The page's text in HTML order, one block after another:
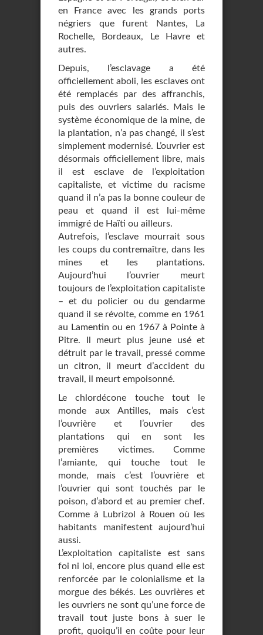
en France avec les grands ports
négriers que furent Nantes, La
Rochelle, Bordeaux, Le Havre et
autres.
Depuis, l’esclavage a été
officiellement aboli, les esclaves ont
été remplacés par des affranchis,
puis des ouvriers salariés. Mais le
système économique de la mine, de
la plantation, n’a pas changé, il s’est
simplement modernisé. L’ouvrier est
désormais officiellement libre, mais
il est esclave de l’exploitation
capitaliste, et victime du racisme
quand il n’a pas la bonne couleur de
peau et quand il est lui-même
immigré de Haïti ou ailleurs.
Autrefois, l’esclave mourrait sous
les coups du contremaître, dans les
mines et les plantations.
Aujourd’hui l’ouvrier meurt
toujours de l’exploitation capitaliste
– et du policier ou du gendarme
quand il se révolte, comme en 1961
au Lamentin ou en 1967 à Pointe à
Pitre. Il meurt plus jeune usé et
détruit par le travail, pressé comme
un citron, il meurt d’accident du
travail, il meurt empoisonné.
Le chlordécone touche tout le
monde aux Antilles, mais c’est
l’ouvrière et l’ouvrier des
plantations qui en sont les
premières victimes. Comme
l’amiante, qui touche tout le
monde, mais c’est l’ouvrière et
l’ouvrier qui sont touchés par le
poison, d’abord et au premier chef.
Comme à Lubrizol à Rouen où les
habitants manifestent aujourd’hui
aussi.
L’exploitation capitaliste est sans
foi ni loi, encore plus quand elle est
renforcée par le colonialisme et la
morgue des békés. Les ouvrières et
les ouvriers ne sont qu’une force de
travail tout juste bons à suer le
profit, quoiqu’il en coûte pour leur